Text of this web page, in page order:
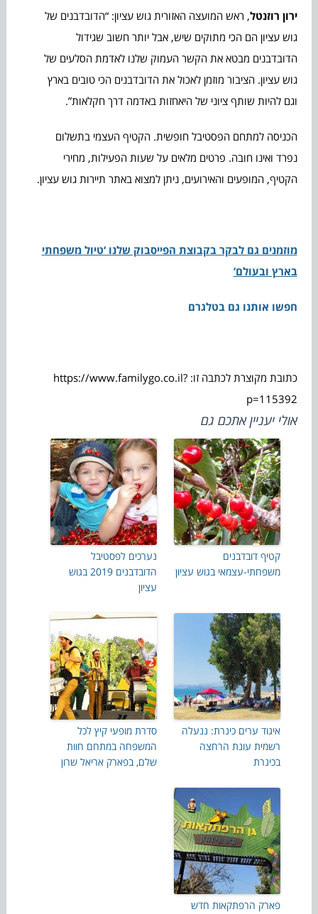
ירון רוזנטל, ראש המועצה האזורית גוש עציון: “הדובדבנים של
גוש עציון הם הכי מתוקים שיש, אבל יותר חשוב שגידול
הדובדבנים מבטא את הקשר העמוק שלנו לאדמת הסלעים של
גוש עציון. הציבור מוזמן לאכול את הדובדבנים הכי טובים בארץ
וגם להיות שותף ציוני של היאחזות באדמה דרך חקלאות”.
הכניסה למתחם הפסטיבל חופשית. הקטיף העצמי בתשלום
נפרד ואינו חובה. פרטים מלאים על שעות הפעילות, מחירי
הקטיף, המופעים והאירועים, ניתן למצוא באתר תיירות גוש עציון.
מוזמנים גם לבקר בקבוצת הפייסבוק שלנו ‘טיול משפחתי
בארץ ובעולם’
חפשו אותנו גם בטלגרם
כתובת מקוצרת לכתבה זו: https://www.familygo.co.il?
p=115392
אולי יעניין אתכם גם
קטיף דובדבנים
משפחתי-עצמאי בגוש עציון
נערכים לפסטיבל
הדובדבנים 2019 בגוש
עציון
איגוד ערים כינרת: ננעלה
רשמית עונת הרחצה
בכינרת
סדרת מופעי קיץ לכל
המשפחה במתחם חוות
שלם, בפארק אריאל שרון
פארק הרפתקאות חדש